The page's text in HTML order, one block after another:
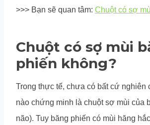
>>> Bạn sẽ quan tâm: Chuột có sợ
Chuột có sợ mùi
phiến không?
Trong thực tế, chưa có bất cứ nghiên
nào chứng minh là chuột sợ mùi của
não). Tuy băng phiến có mùi hăng